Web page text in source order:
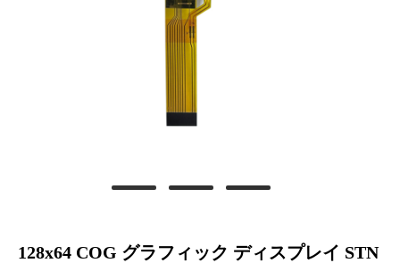
128x64 COG グラフィック ディスプレイ STN